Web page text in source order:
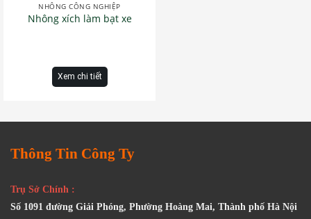
NHÔNG CÔNG NGHIỆP
Nhông xích làm bạt xe
Xem chi tiết
Thông Tin Công Ty
Trụ Sở Chính :
Số 1091 đường Giải Phóng, Phường Hoàng Mai, Thành phố Hà Nội